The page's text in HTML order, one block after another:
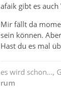
afaik gibt es
Mir fällt da
sein können.
Hast du es mal
es wird schon...,
rum